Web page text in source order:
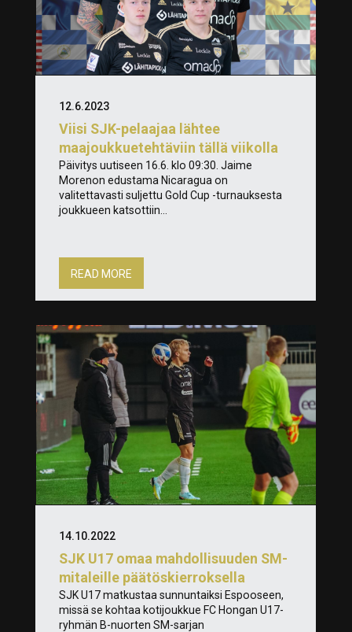
Viisi SJK-pelaajaa lähtee
maajoukkuetehtäviin tällä viikolla
12.6.2023
Päivitys uutiseen 16.6. klo 09:30. Jaime
Morenon edustama Nicaragua on
valitettavasti suljettu Gold Cup -turnauksesta
joukkueen katsottiin...
READ MORE
SJK U17 omaa mahdollisuuden SM-
mitaleille päätöskierroksella
14.10.2022
SJK U17 matkustaa sunnuntaiksi Espooseen,
missä se kohtaa kotijoukkue FC Hongan U17-
ryhmän B-nuorten SM-sarjan